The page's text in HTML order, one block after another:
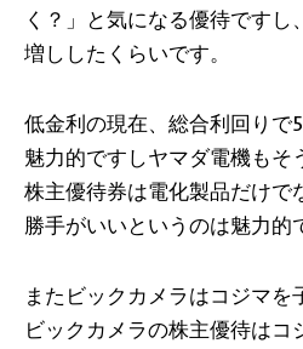
く？」と気になる優待です
増ししたくらいです。
低金利の現在、総合利回りで
魅力的ですしヤマダ電機もそ
株主優待券は電化製品だけで
勝手がいいというのは魅力的
またビックカメラはコジマ
ビックカメラの株主優待は